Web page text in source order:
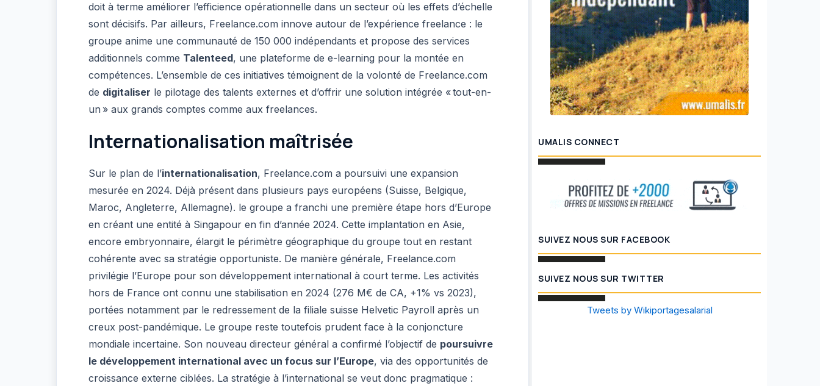
doit à terme améliorer l’efficience opérationnelle dans un secteur où les effets d’échelle
sont décisifs. Par ailleurs, Freelance.com innove autour de l’expérience freelance : le
groupe anime une communauté de 150 000 indépendants et propose des services
additionnels comme Talenteed, une plateforme de e-learning pour la montée en
compétences. L’ensemble de ces initiatives témoignent de la volonté de Freelance.com
de digitaliser le pilotage des talents externes et d’offrir une solution intégrée « tout-en-
un » aux grands comptes comme aux freelances.
Internationalisation maîtrisée
Sur le plan de l’internationalisation, Freelance.com a poursuivi une expansion
mesurée en 2024. Déjà présent dans plusieurs pays européens (Suisse, Belgique,
Maroc, Angleterre, Allemagne). le groupe a franchi une première étape hors d’Europe
en créant une entité à Singapour en fin d’année 2024. Cette implantation en Asie,
encore embryonnaire, élargit le périmètre géographique du groupe tout en restant
cohérente avec sa stratégie opportuniste. De manière générale, Freelance.com
privilégie l’Europe pour son développement international à court terme. Les activités
hors de France ont connu une stabilisation en 2024 (276 M€ de CA, +1% vs 2023),
portées notamment par le redressement de la filiale suisse Helvetic Payroll après un
creux post-pandémique. Le groupe reste toutefois prudent face à la conjoncture
mondiale incertaine. Son nouveau directeur général a confirmé l’objectif de poursuivre
le développement international avec un focus sur l’Europe, via des opportunités de
croissance externe ciblées. La stratégie à l’international se veut donc pragmatique :
UMALIS CONNECT
SUIVEZ NOUS SUR FACEBOOK
SUIVEZ NOUS SUR TWITTER
Tweets by Wikiportagesalarial